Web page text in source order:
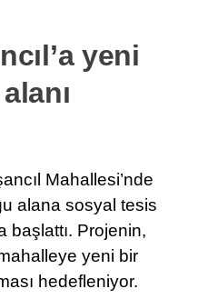
yeni
Mahallesi’nde
alana sosyal tesis
başlattı. Projenin,
yeni bir
hedefleniyor.